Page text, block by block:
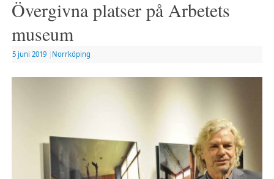
Övergivna platser på Arbetets
museum
5 juni 2019 Norrköping